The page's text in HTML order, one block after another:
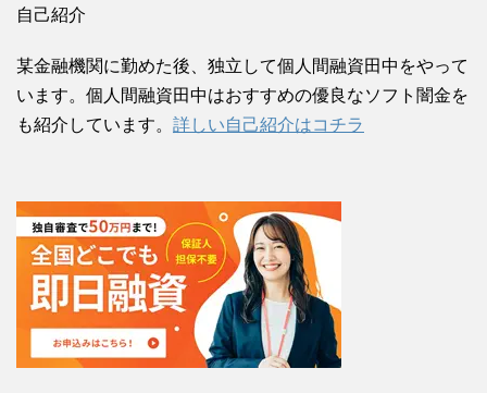
自己紹介
某金融機関に勤めた後、独立して個人間融資田中をやって
います。個人間融資田中はおすすめの優良なソフト闇金を
も紹介しています。 詳しい自己紹介はコチラ